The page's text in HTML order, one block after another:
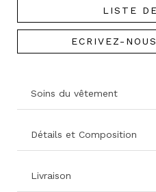
LISTE
ECRIVEZ-
Soins du vêtement
Détails et Composition
Livraison